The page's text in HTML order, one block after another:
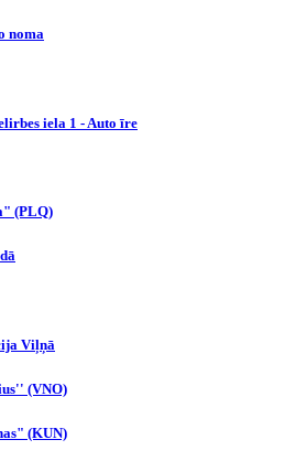
noma
iela 1 - Auto īre
(PLQ)
Viļņā
(VNO)
(KUN)